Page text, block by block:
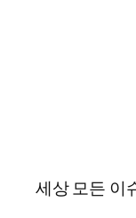
세상 모든 이